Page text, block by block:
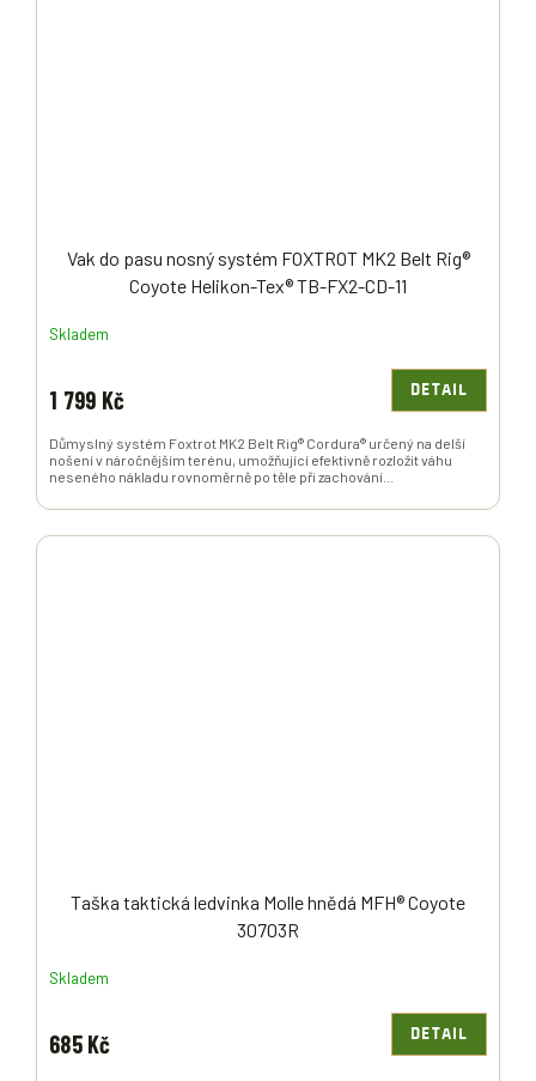
Vak do pasu nosný systém FOXTROT MK2 Belt Rig®
Coyote Helikon-Tex® TB-FX2-CD-11
Skladem
1 799 Kč DETAIL
Důmyslný systém Foxtrot MK2 Belt Rig® Cordura® určený na delší
nošení v náročnějším terénu, umožňující efektivně rozložit váhu
neseného nákladu rovnoměrně po těle při zachování...
Taška taktická ledvinka Molle hnědá MFH® Coyote
30703R
Skladem
685 Kč DETAIL